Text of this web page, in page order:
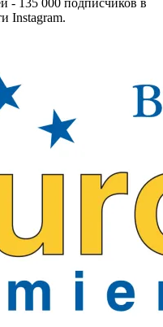
- 135 000 подписчиков в
Instagram.